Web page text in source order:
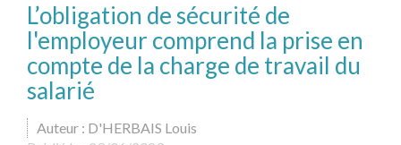
L’obligation de sécurité de
l'employeur comprend la prise en
compte de la charge de travail du
salarié
Auteur : D'HERBAIS Louis